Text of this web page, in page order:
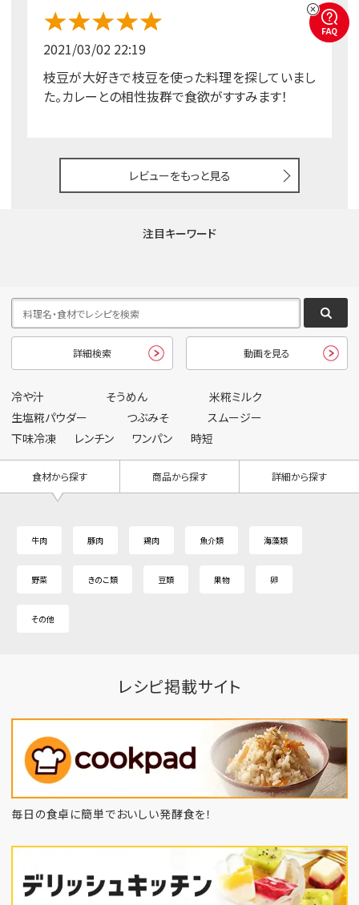
2021/03/02 22:19
枝豆が大好きで枝豆を使った料理を探していまし
た。カレーとの相性抜群で食欲がすすみます！
レビューをもっと見る
注目キーワード
詳細検索 動画を見る
冷や汁 そうめん
米糀ミルク
生塩糀パウダー
つぶみそ
スムージー
下味冷凍
レンチン ワンパン 時短
食材から探す 商品から探す 詳細から探す
牛肉 豚肉 鶏肉 魚介類 海藻類
野菜 きのこ類 豆類 果物 卵
その他
レシピ掲載サイト
毎日の食卓に簡単でおいしい発酵食を！
FAQ